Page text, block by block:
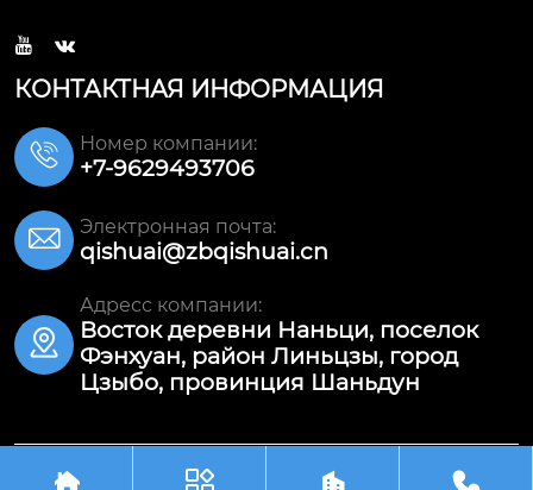
 
КОНТАКТНАЯ ИНФОРМАЦИЯ
 Номер компании:
+7-9629493706
 Электронная почта:
qishuai@zbqishuai.cn

Адресс компании:
Восток деревни Наньци, поселок
Фэнхуан, район Линьцзы, город
Цзыбо, провинция Шаньдун
Авторское право©ООО Шаньдун Цишуай
   